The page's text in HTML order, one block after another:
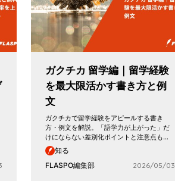
ガクチカ 留学編｜留学経験
を最大限活かす書き方と例
文
ガクチカで留学経験をアピールする書き
方・例文を解説。「語学力が上がった」だ
けにならない差別化ポイントと注意点も…
知る
FLASPO編集部
2026/05/03